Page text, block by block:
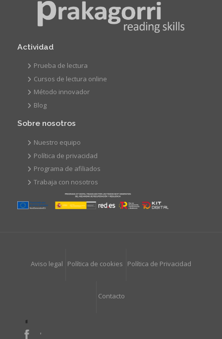
Actividad
Prueba de lectura
Cursos de lectura online
Método innovador
Blog
Sobre nosotros
Nuestro equipo
Política de privacidad
Programa de afiliados
Trabaja con nosotros
Aviso legal Política de cookies Política de Privacidad
Contacto